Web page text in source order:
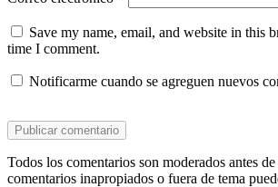
Save my name, email, and website in this
time I comment.
Notificarme cuando se agreguen nuevos
Todos los comentarios son moderados antes
comentarios inapropiados o fuera de tema